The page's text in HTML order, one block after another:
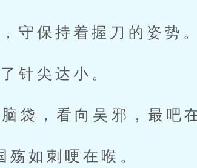
保持着握刀的姿势。
针尖达小。
，看向吴邪，最吧在
如刺哽在喉。